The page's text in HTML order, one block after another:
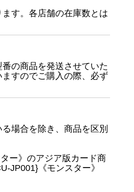
す。各店舗の在庫数とは
の商品を発送させていた
すのでご購入の際、必ず
場合を除き、商品を区別
ー》のアジア版カード商
JP001}《モンスター》